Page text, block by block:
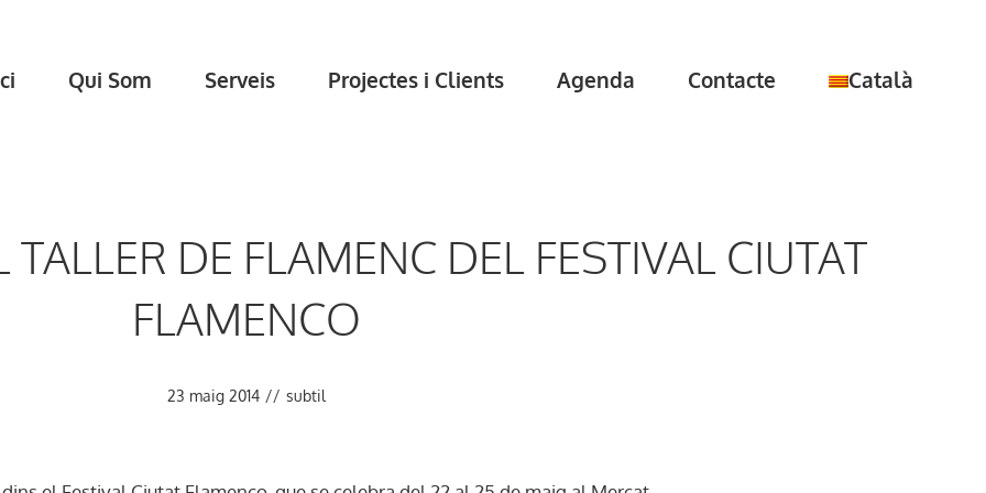
Qui Som Serveis Projectes i Clients Agenda Contacte Català
DE FLAMENC DEL FESTIVAL CIUTAT
FLAMENCO
23 maig 2014 // subtil